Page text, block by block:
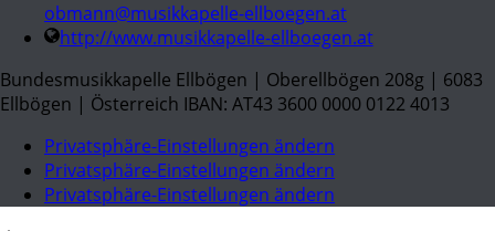
obmann@musikkapelle-ellboegen.at
http://www.musikkapelle-ellboegen.at
Bundesmusikkapelle Ellbögen | Oberellbögen 208g | 6083
Ellbögen | Österreich IBAN: AT43 3600 0000 0122 4013
Privatsphäre-Einstellungen ändern
Privatsphäre-Einstellungen ändern
Privatsphäre-Einstellungen ändern